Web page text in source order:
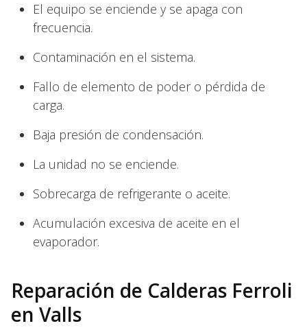
El equipo se enciende y se apaga con
frecuencia.
Contaminación en el sistema.
Fallo de elemento de poder o pérdida de
carga.
Baja presión de condensación.
La unidad no se enciende.
Sobrecarga de refrigerante o aceite.
Acumulación excesiva de aceite en el
evaporador.
Reparación de Calderas Ferroli
en Valls